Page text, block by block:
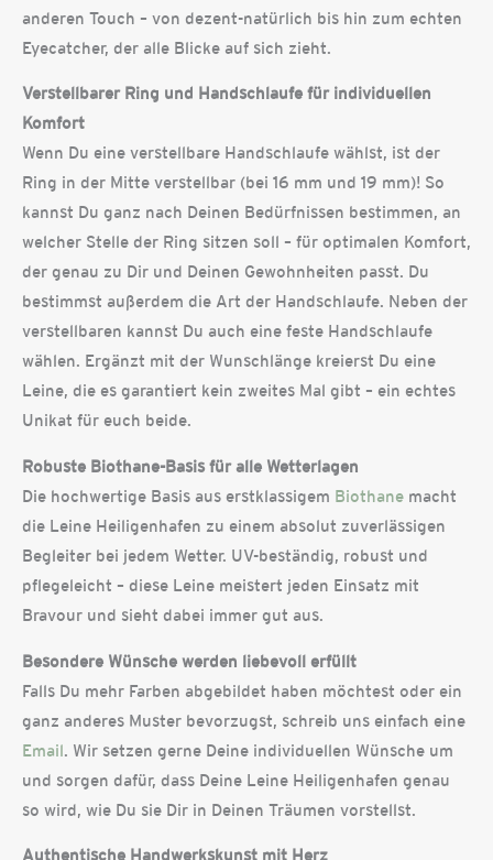
anderen Touch – von dezent-natürlich bis hin zum echten
Eyecatcher, der alle Blicke auf sich zieht.
Verstellbarer Ring und Handschlaufe für individuellen
Komfort
Wenn Du eine verstellbare Handschlaufe wählst, ist der
Ring in der Mitte verstellbar (bei 16 mm und 19 mm)! So
kannst Du ganz nach Deinen Bedürfnissen bestimmen, an
welcher Stelle der Ring sitzen soll – für optimalen Komfort,
der genau zu Dir und Deinen Gewohnheiten passt. Du
bestimmst außerdem die Art der Handschlaufe. Neben der
verstellbaren kannst Du auch eine feste Handschlaufe
wählen. Ergänzt mit der Wunschlänge kreierst Du eine
Leine, die es garantiert kein zweites Mal gibt – ein echtes
Unikat für euch beide.
Robuste Biothane-Basis für alle Wetterlagen
Die hochwertige Basis aus erstklassigem Biothane macht
die Leine Heiligenhafen zu einem absolut zuverlässigen
Begleiter bei jedem Wetter. UV-beständig, robust und
pflegeleicht – diese Leine meistert jeden Einsatz mit
Bravour und sieht dabei immer gut aus.
Besondere Wünsche werden liebevoll erfüllt
Falls Du mehr Farben abgebildet haben möchtest oder ein
ganz anderes Muster bevorzugst, schreib uns einfach eine
Email . Wir setzen gerne Deine individuellen Wünsche um
und sorgen dafür, dass Deine Leine Heiligenhafen genau
so wird, wie Du sie Dir in Deinen Träumen vorstellst.